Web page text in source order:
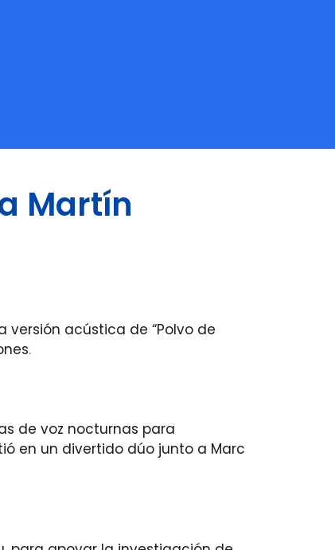
Martín
acústica de “Polvo de
.
de voz nocturnas para
en un divertido dúo junto a Marc